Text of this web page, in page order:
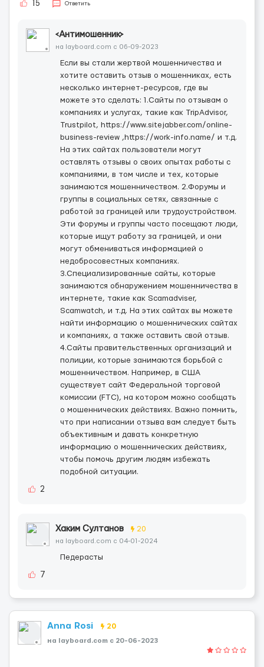
15 Ответить
<Антимошенник>
на layboard.com c 06-09-2023
Если вы стали жертвой мошенничества и
хотите оставить отзыв о мошенниках, есть
несколько интернет-ресурсов, где вы
можете это сделать: 1.Сайты по отзывам о
компаниях и услугах, такие как TripAdvisor,
Trustpilot, https://www.sitejabber.com/online-
business-review ,https://work-info.name/ и т.д.
На этих сайтах пользователи могут
оставлять отзывы о своих опытах работы с
компаниями, в том числе и тех, которые
занимаются мошенничеством. 2.Форумы и
группы в социальных сетях, связанные с
работой за границей или трудоустройством.
Эти форумы и группы часто посещают люди,
которые ищут работу за границей, и они
могут обмениваться информацией о
недобросовестных компаниях.
3.Специализированные сайты, которые
занимаются обнаружением мошенничества в
интернете, такие как Scamadviser,
Scamwatch, и т.д. На этих сайтах вы можете
найти информацию о мошеннических сайтах
и компаниях, а также оставить свой отзыв.
4.Сайты правительственных организаций и
полиции, которые занимаются борьбой с
мошенничеством. Например, в США
существует сайт Федеральной торговой
комиссии (FTC), на котором можно сообщать
о мошеннических действиях. Важно помнить,
что при написании отзыва вам следует быть
объективным и давать конкретную
информацию о мошеннических действиях,
чтобы помочь другим людям избежать
подобной ситуации.
2
Хаким Султанов 20
на layboard.com c 04-01-2024
Педерасты
7
Anna Rosi 20
на layboard.com c 20-06-2023